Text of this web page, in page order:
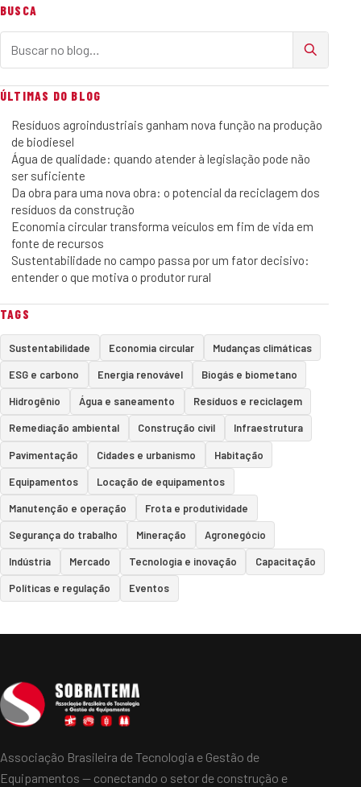
BUSCA
ÚLTIMAS DO BLOG
Resíduos agroindustriais ganham nova função na produção
de biodiesel
Água de qualidade: quando atender à legislação pode não
ser suficiente
Da obra para uma nova obra: o potencial da reciclagem dos
resíduos da construção
Economia circular transforma veículos em fim de vida em
fonte de recursos
Sustentabilidade no campo passa por um fator decisivo:
entender o que motiva o produtor rural
TAGS
Sustentabilidade Economia circular Mudanças climáticas
ESG e carbono Energia renovável Biogás e biometano
Hidrogênio Água e saneamento Resíduos e reciclagem
Remediação ambiental Construção civil Infraestrutura
Pavimentação Cidades e urbanismo Habitação
Equipamentos Locação de equipamentos
Manutenção e operação Frota e produtividade
Segurança do trabalho Mineração Agronegócio
Indústria Mercado Tecnologia e inovação Capacitação
Políticas e regulação Eventos
Associação Brasileira de Tecnologia e Gestão de
Equipamentos — conectando o setor de construção e